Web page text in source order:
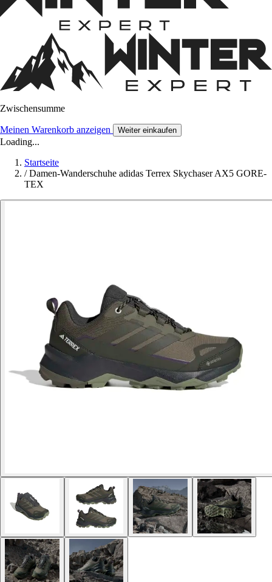
Zwischensumme
Meinen Warenkorb anzeigen Weiter einkaufen
Loading...
Startseite
/ Damen-Wanderschuhe adidas Terrex Skychaser AX5 GORE-
TEX